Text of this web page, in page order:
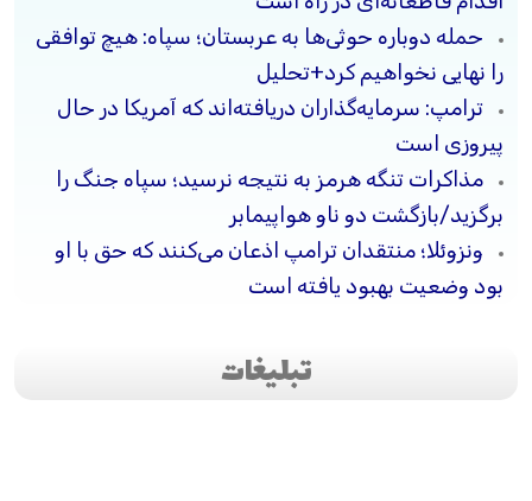
حمله دوباره حوثی‌ها به عربستان؛ سپاه: هیچ توافقی
را نهایی نخواهیم کرد+تحلیل
ترامپ: سرمایه‌گذاران دریافته‌اند که آمریکا در حال
پیروزی است
مذاکرات تنگه هرمز به نتیجه نرسید؛ سپاه جنگ را
برگزید/بازگشت دو ناو هواپیمابر
ونزوئلا؛ منتقدان ترامپ اذعان می‌کنند که حق با او
بود وضعیت بهبود یافته است
تبلیغات